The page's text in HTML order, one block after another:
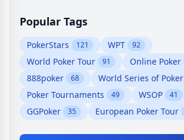
Popular Tags
PokerStars 121 WPT 92
World Poker Tour 91 Online Poker
888poker 68 World Series of Poker
Poker Tournaments 49 WSOP 41
GGPoker 35 European Poker Tour